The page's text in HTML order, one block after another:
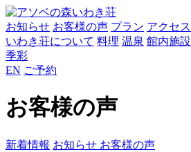
お知らせ お客様の声 プラン アクセス
いわき荘について 料理 温泉 館内施設
季彩
EN ご予約
お客様の声
新着情報 お知らせ お客様の声